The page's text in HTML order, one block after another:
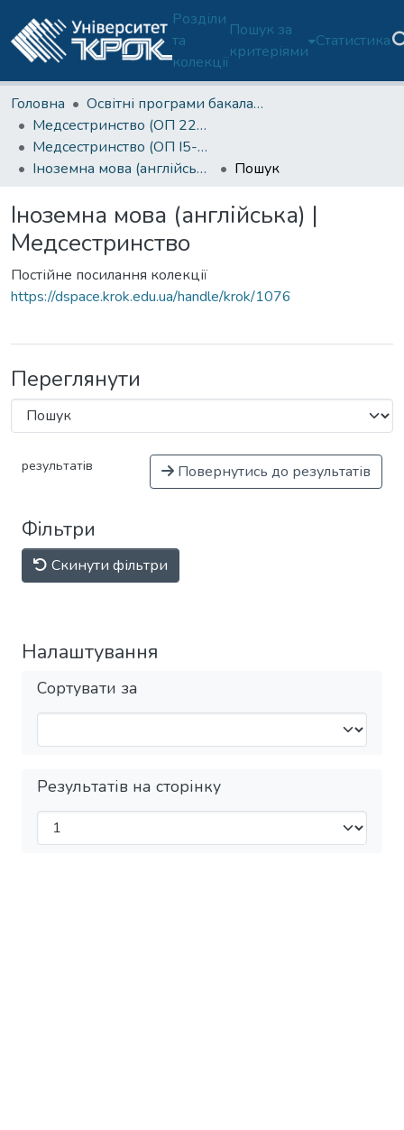
Розділи
та
колекції
Пошук за
критеріями
Статистика
Головна
Освітні програми бакалаврату
Медсестринство (ОП 223/I5-Б)
Медсестринство (ОП I5-Б)-1 курс
Іноземна мова (англійська) | Медсестринство
Пошук
Іноземна мова (англійська) |
Медсестринство
Постійне посилання колекції
https://dspace.krok.edu.ua/handle/krok/1076
Переглянути
результатів Повернутись до результатів
Фільтри
Скинути фільтри
Налаштування
Сортувати за
Результатів на сторінку